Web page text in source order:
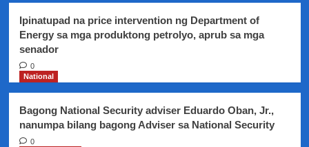
ng
mga
mga
balota
Ipinatupad na price intervention ng Department of
Energy sa mga produktong petrolyo, aprub sa mga
senador
0
National
Bagong National Security adviser Eduardo Oban, Jr.,
nanumpa bilang bagong Adviser sa National Security
0